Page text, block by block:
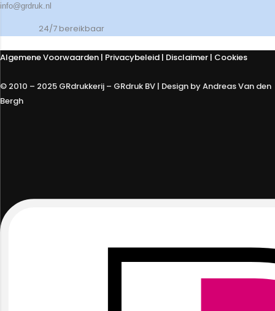
info@grdruk.nl
24/7 bereikbaar
Algemene Voorwaarden | Privacybeleid | Disclaimer | Cookies
© 2010 – 2025 GRdrukkerij – GRdruk BV | Design by Andreas Van den
Bergh